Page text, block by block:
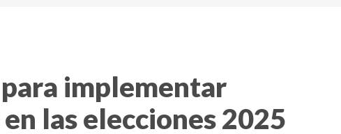
implementar
las elecciones 2025